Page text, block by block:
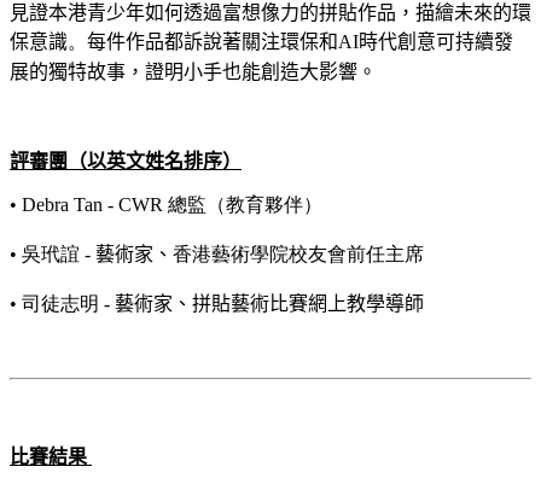
見證本港青少年如何透過富想像力的拼貼作品，描繪未來的環
保意識。 每件作品都訴說著關注環保和AI時代創意可持續發
展的獨特故事，證明小手也能創造大影響。
評審團 （以英文姓名排序）
• Debra Tan - CWR 總監（教育夥伴）
• 吳玳誼 - 藝術家、 香港藝術學院校友會前任主席
• 司徒志明 - 藝術家、拼貼藝術比賽網上教學導師
比賽結果